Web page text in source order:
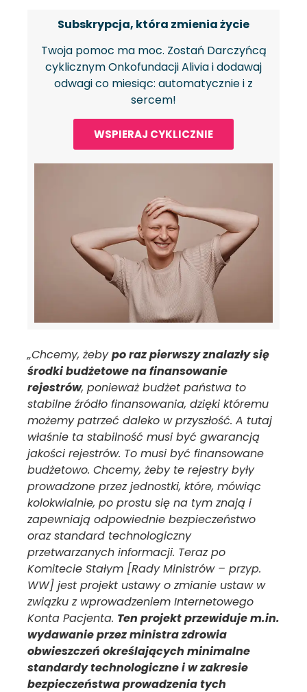
Subskrypcja, która zmienia życie
Twoja pomoc ma moc. Zostań Darczyńcą
cyklicznym Onkofundacji Alivia i dodawaj
odwagi co miesiąc: automatycznie i z
sercem!
WSPIERAJ CYKLICZNIE
„Chcemy, żebypo raz pierwszy znalazły się
środki budżetowe na finansowanie
rejestrów, ponieważ budżet państwa to
stabilne źródło finansowania, dzięki któremu
możemy patrzeć daleko w przyszłość. A tutaj
właśnie ta stabilność musi być gwarancją
jakości rejestrów. To musi być finansowane
budżetowo. Chcemy, żeby te rejestry były
prowadzone przez jednostki, które, mówiąc
kolokwialnie, po prostu się na tym znają i
zapewniają odpowiednie bezpieczeństwo
oraz standard technologiczny
przetwarzanych informacji. Teraz po
Komitecie Stałym [Rady Ministrów – przyp.
WW] jest projekt ustawy o zmianie ustaw w
związku z wprowadzeniem Internetowego
Konta Pacjenta. Ten projekt przewiduje m.in.
wydawanie przez ministra zdrowia
obwieszczeń określających minimalne
standardy technologiczne i w zakresie
bezpieczeństwa prowadzenia tych